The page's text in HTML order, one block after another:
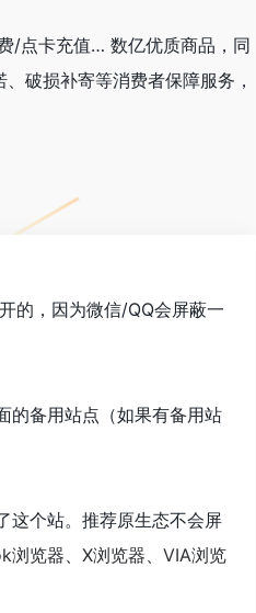
/点卡充值… 数亿优质商品，同
破损补寄等消费者保障服务，
的，因为微信/QQ会屏蔽一
的备用站点（如果有备用站
这个站。推荐原生态不会屏
浏览器、 X浏览器、 VIA浏览